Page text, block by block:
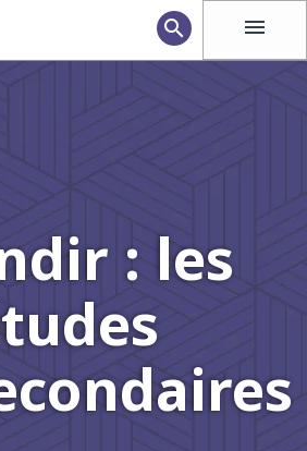
menu
search
: les